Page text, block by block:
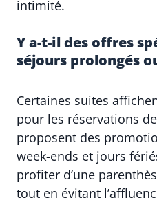
intimité.
Y a-t-il des offres
séjours prolongés
Certaines suites
pour les réservations
proposent des
week-ends et jours
profiter d’une
tout en évitant